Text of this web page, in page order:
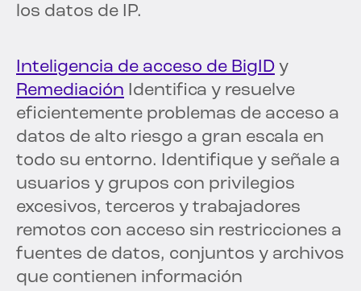
los datos de IP.
Inteligencia de acceso de BigID y
Remediación Identifica y resuelve
eficientemente problemas de acceso a
datos de alto riesgo a gran escala en
todo su entorno. Identifique y señale a
usuarios y grupos con privilegios
excesivos, terceros y trabajadores
remotos con acceso sin restricciones a
fuentes de datos, conjuntos y archivos
que contienen información